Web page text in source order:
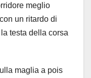
meglio
un ritardo di
testa della corsa
maglia a pois